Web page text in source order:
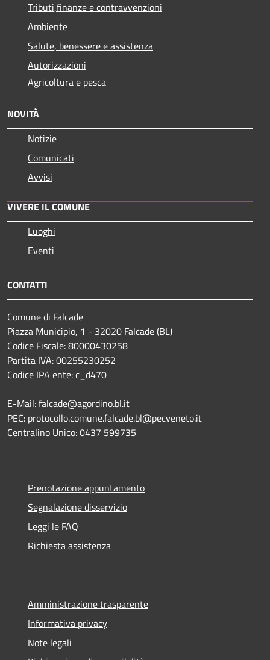
Tributi,finanze e contravvenzioni
Ambiente
Salute, benessere e assistenza
Autorizzazioni
Agricoltura e pesca
NOVITÀ
Notizie
Comunicati
Avvisi
VIVERE IL COMUNE
Luoghi
Eventi
CONTATTI
Comune di Falcade
Piazza Municipio, 1 - 32020 Falcade (BL)
Codice Fiscale: 80000430258
Partita IVA: 00255230252
Codice IPA ente: c_d470
E-Mail: falcade@agordino.bl.it
PEC: protocollo.comune.falcade.bl@pecveneto.it
Centralino Unico: 0437 599735
Prenotazione appuntamento
Segnalazione disservizio
Leggi le FAQ
Richiesta assistenza
Amministrazione trasparente
Informativa privacy
Note legali